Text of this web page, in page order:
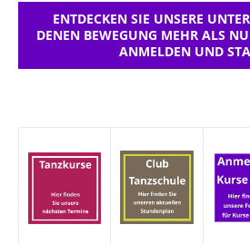
ENTDECKEN SIE UNSERE
DENEN BEWEGUNG MEHR ALS
ANMELDEN UND